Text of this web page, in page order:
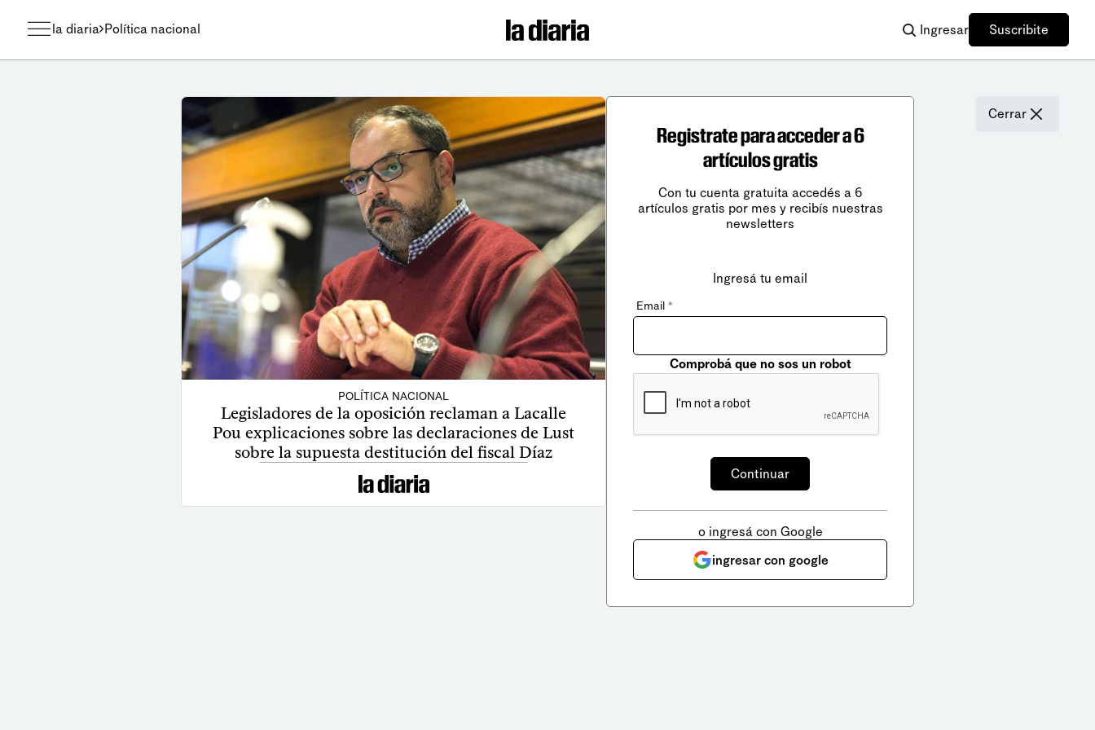
la diaria Política nacional Ingresar Suscribite
POLÍTICA NACIONAL
Legisladores de la oposición reclaman a Lacalle
Pou explicaciones sobre las declaraciones de Lust
sobre la supuesta destitución del fiscal Díaz
Cerrar
Registrate para acceder a 6
artículos gratis
Con tu cuenta gratuita accedés a 6
artículos gratis por mes y recibís nuestras
newsletters
Ingresá tu email
Email *
Comprobá que no sos un robot
o ingresá con Google
ingresar con google